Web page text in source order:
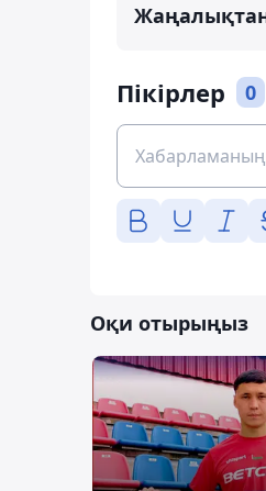
Пікірлер 0
Оқи отырыңыз